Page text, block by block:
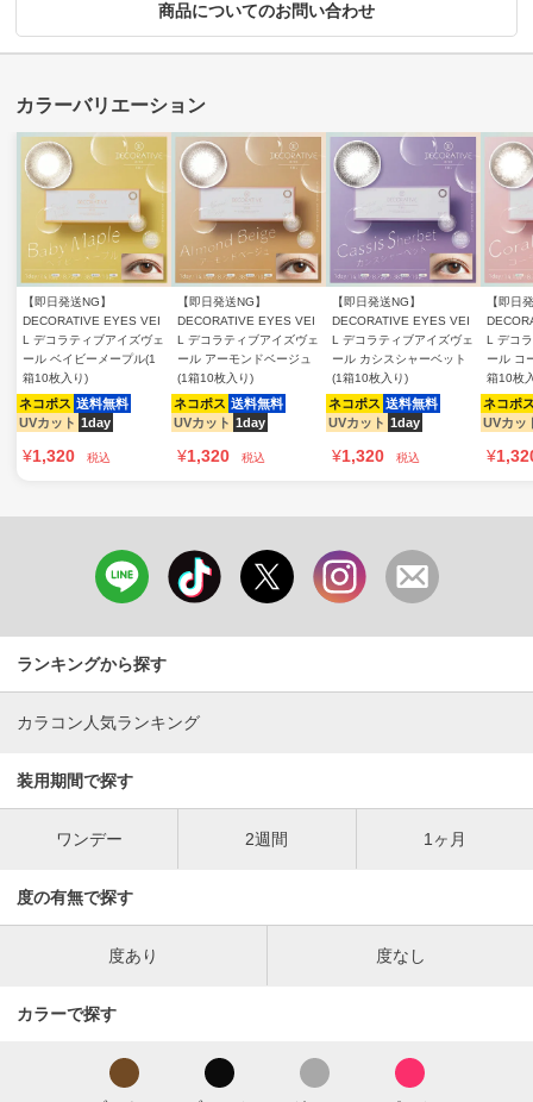
商品についてのお問い合わせ
【即日発送NG】
DECORATIVE EYES VEI
L デコラティブアイズヴェ
ール ベイビーメープル(1
箱10枚入り)
ネコポス 送料無料
UVカット 1day
¥1,320 税込
【即日発送NG】
DECORATIVE EYES VEI
L デコラティブアイズヴェ
ール アーモンドベージュ
(1箱10枚入り)
ネコポス 送料無料
UVカット 1day
¥1,320 税込
【即日発送NG】
DECORATIVE EYES VEI
L デコラティブアイズヴェ
ール カシスシャーベット
(1箱10枚入り)
ネコポス 送料無料
UVカット 1day
¥1,320 税込
【即日
L デコ
ール コ
箱10枚
ネコポ
UVカッ
¥
ランキングから探す
カラコン人気ランキング
装用期間で探す
ワンデー 2週間 1ヶ月
度の有無で探す
度あり 度なし
カラーで探す